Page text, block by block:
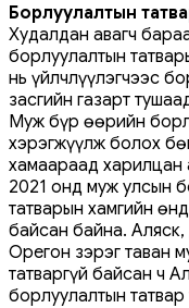
Борлуулалтын
Худалдан авагч
борлуулалтын
нь үйлчлүүлэгчээс
засгийн газарт
Муж бүр өөрийн
хэрэгжүүлж болох
хамаараад харилцан
2021 онд муж улсын
татварын хамгийн
байсан байна.
Орегон зэрэг таван
татваргүй байсан ч
борлуулалтын